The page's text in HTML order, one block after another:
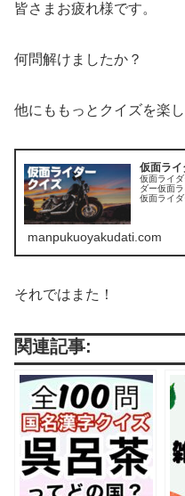
皆さまお疲れ様です。
何問解けましたか？
他にももっとクイズを楽
仮面ラ
仮面ライ
ダー仮面
仮面ライ
manpukuoyakudati.com
それではまた！
関連記事: